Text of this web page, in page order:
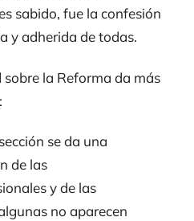
sabido, fue la confesión
y adherida de todas.
la Reforma da más
:
se da una
de las
y de las
no aparecen